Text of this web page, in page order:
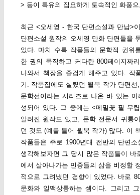
> 등이 특유의 집요하게 토속적인 화풍
최근 <오세영 - 한국 단편소설과 만남>
단편소설 원작의 오세영 만화 단편들을
었다. 마치 수록 작품들의 문학적 권위
한 권의 묵직하고 커다란 800페이지짜
나와서 책장을 즐겁게 해주고 있다. 작
기. 작품집에도 실렸던 월북 작가 단편선
문학선이라는 시리즈로 나온 바 있는
성되어 있다. 그 중에는 <메밀꽃 필 무
알려진 원작도 있고, 문학 전문서 귀퉁
던 것도 (예를 들어 월북 작가) 많다. 이
작품들은 주로 1900년대 전반의 단편소
생각해보자면 그 당시 많은 작품들이 바
에서 살아나가는 민중들의 삶을 비정할
적으로 그려냈던 경향이 있었다. 바로
문화와 일맥상통하는 셈이다. 그리고